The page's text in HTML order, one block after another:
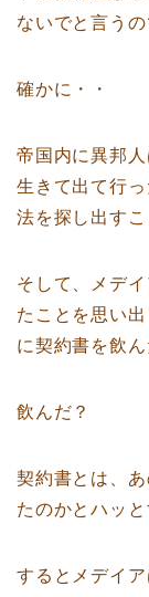
ないでと言うの
確かに・・
帝国内に異邦
生きて出て行
法を探し出す
そして、メデ
たことを思い
に契約書を飲ん
飲んだ？
契約書とは、
たのかとハッと
するとメデイ